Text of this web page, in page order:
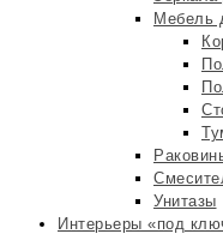
Мебель
Унитазы
Интерьеры «под